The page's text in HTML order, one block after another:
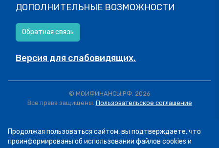
ДОПОЛНИТЕЛЬНЫЕ ВОЗМОЖНОСТИ
Обратная связь
Версия для слабовидящих.
© МОИФИНАНСЫ.РФ, 2026
Все права защищены. Пользовательское соглашение
Продолжая пользоваться сайтом, вы подтверждаете, что
проинформированы об использовании файлов cookies и